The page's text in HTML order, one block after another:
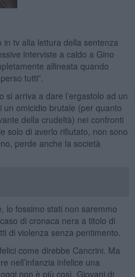
tv alla lettura della sentenza
interviste a caldo a Gino
allineata quando
tutti”.
si arriva a dare l’ergastolo ad un
omicidio brutale (per quanto
della crudeltà) nei confronti
solo di averlo rifiutato, non sono
perde anche la società
lo fossimo stati non saremmo
di cronaca nera a titolo di
di violenza senza pentimento.
come direbbe Cancrini. Ma
nell’infanzia infelice una
non è più così. Giovani di